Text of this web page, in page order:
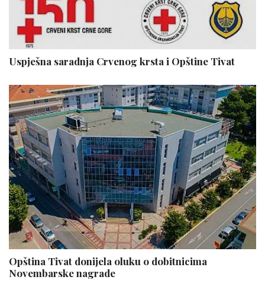
Uspješna saradnja Crvenog krsta i Opštine Tivat
Opština Tivat donijela oluku o dobitnicima
Novembarske nagrade